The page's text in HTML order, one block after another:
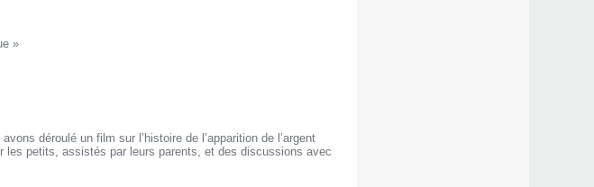
»
déroulé un film sur l’histoire de l’apparition de l’argent
les petits, assistés par leurs parents, et des discussions avec